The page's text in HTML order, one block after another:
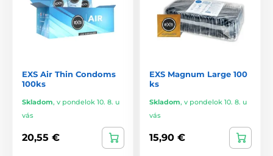
EXS Air Thin Condoms
100ks
Skladom, v pondelok 10. 8. u
vás
20,55 €
EXS Magnum Large 100
ks
Skladom, v pondelok 10. 8. u
vás
15,90 €